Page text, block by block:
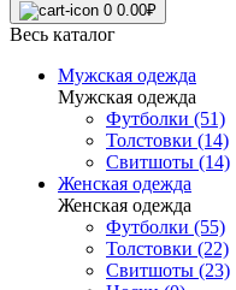
0 0.00₽
Весь каталог
Мужская одежда
Мужская одежда
Футболки (51)
Толстовки (14)
Свитшоты (14)
Женская одежда
Женская одежда
Футболки (55)
Толстовки (22)
Свитшоты (23)